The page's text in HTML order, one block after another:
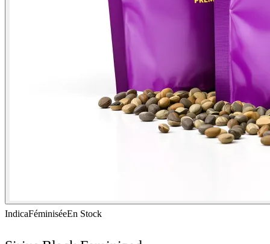
IndicaFéminiséeEn Stock